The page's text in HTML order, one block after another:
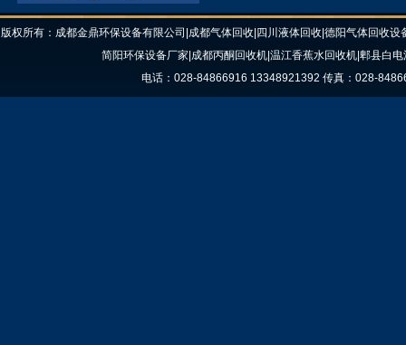
版权所有：成都金鼎环保设备有限公司|成都气体回收|四川液体回收|德阳气体回收
简阳环保设备厂家|成都丙酮回收机|温江香蕉水回收机|郫县白
电话：028-84866916 13348921392 传真：028-